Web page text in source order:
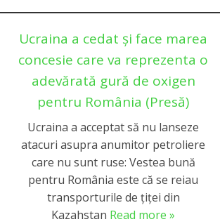
Ucraina a cedat și face marea
concesie care va reprezenta o
adevărată gură de oxigen
pentru România (Presă)
Ucraina a acceptat să nu lanseze
atacuri asupra anumitor petroliere
care nu sunt ruse: Vestea bună
pentru România este că se reiau
transporturile de țiței din
Kazahstan Read more »